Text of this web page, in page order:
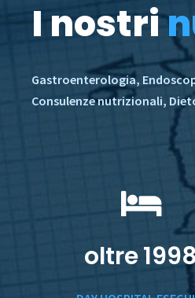
I nostri
Gastroenterologia,
Consulenze nutrizionali,
oltre